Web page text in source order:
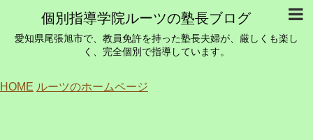
個別指導学院ルーツの塾長ブログ
愛知県尾張旭市で、教員免許を持った塾長夫婦が、厳しくも楽し
く、完全個別で指導しています。
HOME ルーツのホームページ